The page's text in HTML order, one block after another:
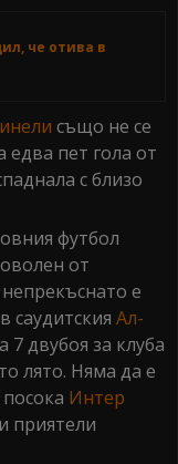
че отива в
също не се
пет гола от
с близо
футбол
от
е
саудитския Ал-
7 двубоя за клуба
лято. Няма да е
Интер
приятели